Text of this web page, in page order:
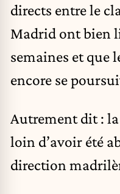
directs entre le
Madrid ont bien
semaines et que
encore se
Autrement dit :
loin d’avoir été
direction